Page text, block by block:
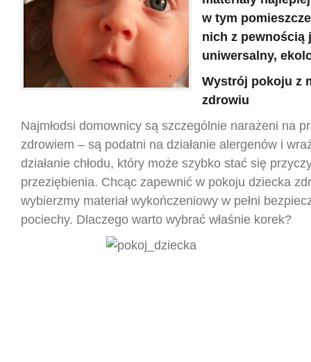
w tym
nich z pewnością
uniwersalny,
Wystrój pokoju z
zdrowiu
Najmłodsi domownicy są szczególnie narażeni na
zdrowiem – są podatni na działanie alergenów i
działanie chłodu, który może szybko stać się
przeziębienia. Chcąc zapewnić w pokoju dziecka
wybierzmy materiał wykończeniowy w pełni
pociechy. Dlaczego warto wybrać właśnie korek?